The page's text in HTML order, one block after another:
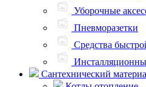
Уборочные
Пневморазетки
Средства
Сантехнический